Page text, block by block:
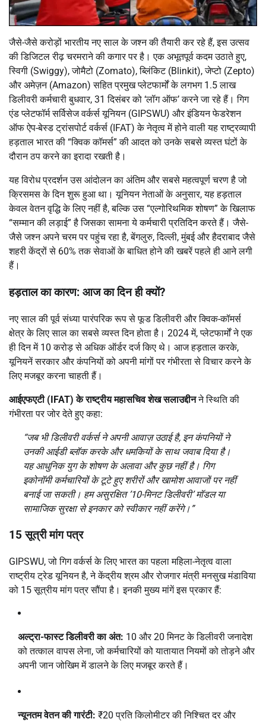
जैसे-जैसे करोड़ों भारतीय नए साल के जश्न की तैयारी कर रहे हैं, इस उत्सव
की डिजिटल रीढ़ चरमराने की कगार पर है। एक अभूतपूर्व कदम उठाते हुए,
स्विगी (Swiggy), जोमैटो (Zomato), ब्लिंकिट (Blinkit), जेप्टो (Zepto)
और अमेज़न (Amazon) सहित प्रमुख प्लेटफार्मों के लगभग 1.5 लाख
डिलीवरी कर्मचारी बुधवार, 31 दिसंबर को ‘लॉग ऑफ’ करने जा रहे हैं। गिग
एंड प्लेटफॉर्म सर्विसेज वर्कर्स यूनियन (GIPSWU) और इंडियन फेडरेशन
ऑफ ऐप-बेस्ड ट्रांसपोर्ट वर्कर्स (IFAT) के नेतृत्व में होने वाली यह राष्ट्रव्यापी
हड़ताल भारत की “क्विक कॉमर्स” की आदत को उनके सबसे व्यस्त घंटों के
दौरान ठप करने का इरादा रखती है।
यह विरोध प्रदर्शन उस आंदोलन का अंतिम और सबसे महत्वपूर्ण चरण है जो
क्रिसमस के दिन शुरू हुआ था। यूनियन नेताओं के अनुसार, यह हड़ताल
केवल वेतन वृद्धि के लिए नहीं है, बल्कि उस “एल्गोरिथमिक शोषण” के खिलाफ
“सम्मान की लड़ाई” है जिसका सामना ये कर्मचारी प्रतिदिन करते हैं। जैसे-
जैसे जश्न अपने चरम पर पहुंच रहा है, बेंगलुरु, दिल्ली, मुंबई और हैदराबाद जैसे
शहरी केंद्रों से 60% तक सेवाओं के बाधित होने की खबरें पहले ही आने लगी
हैं।
हड़ताल का कारण: आज का दिन ही क्यों?
नए साल की पूर्व संध्या पारंपरिक रूप से फूड डिलीवरी और क्विक-कॉमर्स
क्षेत्र के लिए साल का सबसे व्यस्त दिन होता है। 2024 में, प्लेटफार्मों ने एक
ही दिन में 10 करोड़ से अधिक ऑर्डर दर्ज किए थे। आज हड़ताल करके,
यूनियनें सरकार और कंपनियों को अपनी मांगों पर गंभीरता से विचार करने के
लिए मजबूर करना चाहती हैं।
आईएफएटी (IFAT) के राष्ट्रीय महासचिव शेख सलाउद्दीनने स्थिति की
गंभीरता पर जोर देते हुए कहा:
“जब भी डिलीवरी वर्कर्स ने अपनी आवाज़ उठाई है, इन कंपनियों ने
उनकी आईडी ब्लॉक करके और धमकियों के साथ जवाब दिया है।
यह आधुनिक युग के शोषण के अलावा और कुछ नहीं है। गिग
इकोनॉमी कर्मचारियों के टूटे हुए शरीरों और खामोश आवाजों पर नहीं
बनाई जा सकती। हम असुरक्षित ’10-मिनट डिलीवरी’ मॉडल या
सामाजिक सुरक्षा से इनकार को स्वीकार नहीं करेंगे।”
15 सूत्री मांग पत्र
GIPSWU, जो गिग वर्कर्स के लिए भारत का पहला महिला-नेतृत्व वाला
राष्ट्रीय ट्रेड यूनियन है, ने केंद्रीय श्रम और रोजगार मंत्री मनसुख मंडाविया
को 15 सूत्रीय मांग पत्र सौंपा है। इनकी मुख्य मांगें इस प्रकार हैं:
अल्ट्रा-फास्ट डिलीवरी का अंत: 10 और 20 मिनट के डिलीवरी जनादेश
को तत्काल वापस लेना, जो कर्मचारियों को यातायात नियमों को तोड़ने और
अपनी जान जोखिम में डालने के लिए मजबूर करते हैं।
न्यूनतम वेतन की गारंटी: ₹20 प्रति किलोमीटर की निश्चित दर और